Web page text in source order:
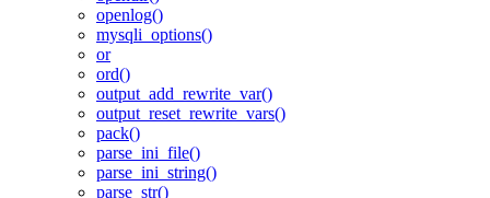
openlog()
mysqli_options()
or
ord()
output_add_rewrite_var()
output_reset_rewrite_vars()
pack()
parse_ini_file()
parse_ini_string()
parse_str()